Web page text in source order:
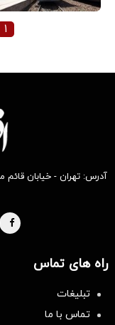
۱
آدرس: تهران - خیابان
راه های تماس
تبلیغات
تماس با ما